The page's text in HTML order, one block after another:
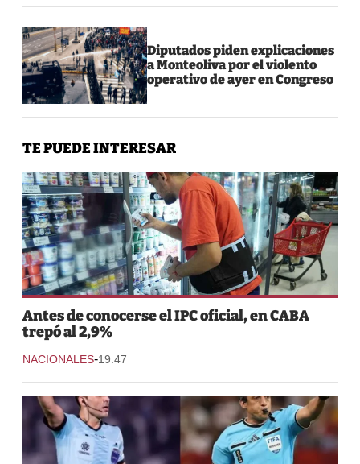
Diputados piden explicaciones
a Monteoliva por el violento
operativo de ayer en Congreso
TE PUEDE INTERESAR
Antes de conocerse el IPC oficial, en CABA
trepó al 2,9%
NACIONALES-19:47